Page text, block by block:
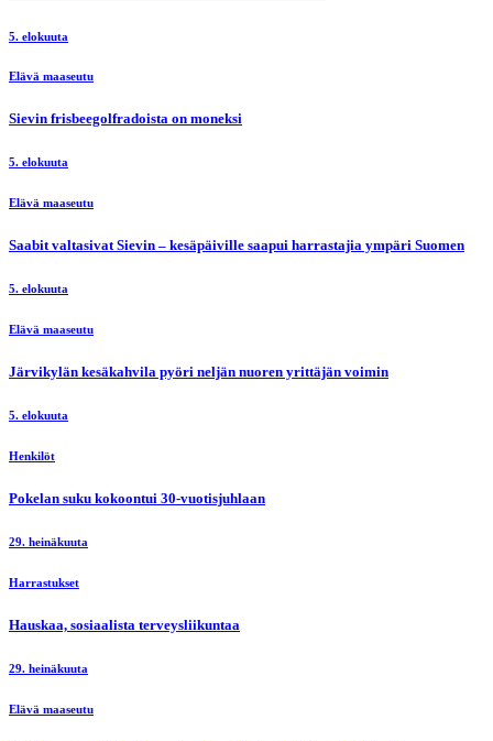
5. elokuuta
Elävä maaseutu
Sievin frisbeegolfradoista on moneksi
5. elokuuta
Elävä maaseutu
Saabit valtasivat Sievin – kesäpäiville saapui harrastajia ympäri Suomen
5. elokuuta
Elävä maaseutu
Järvikylän kesäkahvila pyöri neljän nuoren yrittäjän voimin
5. elokuuta
Henkilöt
Pokelan suku kokoontui 30-vuotisjuhlaan
29. heinäkuuta
Harrastukset
Hauskaa, sosiaalista terveysliikuntaa
29. heinäkuuta
Elävä maaseutu